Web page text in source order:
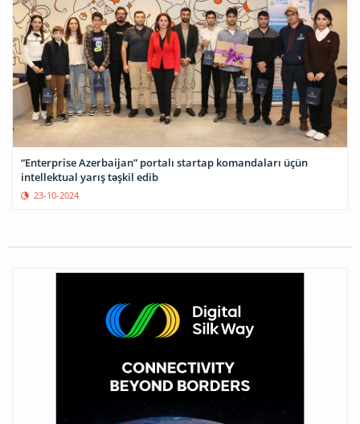
“Enterprise Azerbaijan” portalı startap komandaları üçün
intellektual yarış təşkil edib
23-10-2024